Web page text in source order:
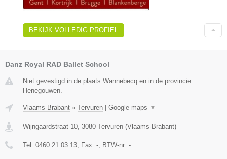
BEKIJK VOLLEDIG PROFIEL
Danz Royal RAD Ballet School
Niet gevestigd in de plaats Wannebecq en in de provincie
Henegouwen.
Vlaams-Brabant » Tervuren | Google maps ▼
Wijngaardstraat 10 3080 Tervuren (Vlaams-Brabant)
Tel: 0460 21 03 13 , Fax: - , BTW-nr: -